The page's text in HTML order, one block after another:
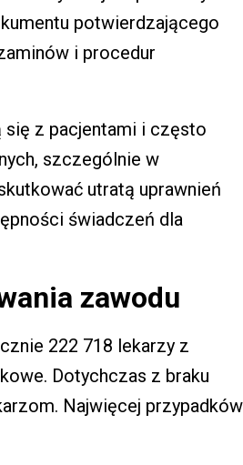
potwierdzającego
i procedur
się z pacjentami i często
szczególnie w
utratą uprawnień
świadczeń dla
zawodu
222 718 lekarzy z
Dotychczas z braku
Najwięcej przypadków